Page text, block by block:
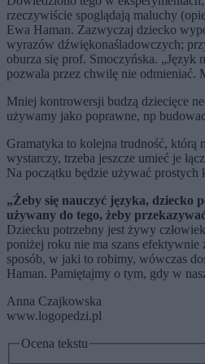
rzeczywiście spoglądają maluchy
Ewa Haman. Zazwyczaj dziecko
wyrazów dźwiękonaśladowczych;
oburza się prof. Smoczyńska.
pozwala przez chwilę nie odmieniać.
Mniej kontrowersji budzą dziecięce
używamy jako poprawne, np
Gramatyka to kolejna trudność, którą
wystarczy, trzeba jeszcze umieć je
Na początku będzie używać
„Żeby się nauczyć języka, dziecko
używany do tego, żeby
Dziecku potrzebny jest żywy
poniżej roku nie ma szans
sposób, w jaki to robimy, wówczas
Haman. Pamiętajmy o tym, gdy w
Anna Czajkowska
www.logopedzi.pl
Ocena tekstu